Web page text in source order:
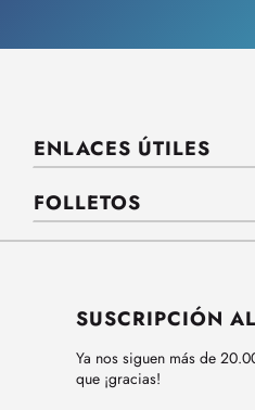
ENLACES ÚTILES
FOLLETOS
SUSCRIPCIÓN
Ya nos siguen más de
que ¡gracias!